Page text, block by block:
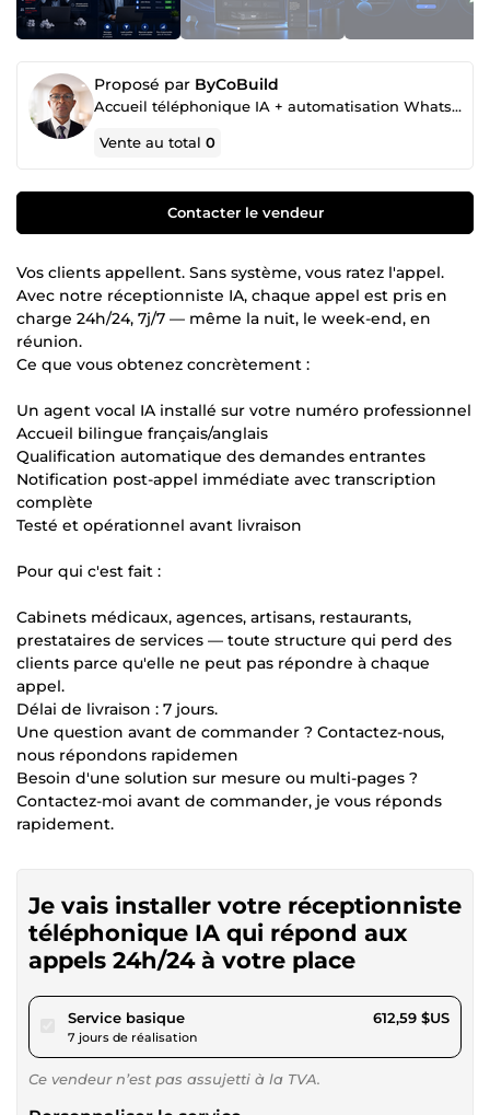
Proposé par ByCoBuild
Accueil téléphonique IA + automatisation WhatsApp pour entreprises de services
Vente au total0
Contacter le vendeur
Vos clients appellent. Sans système, vous ratez l'appel.
Avec notre réceptionniste IA, chaque appel est pris en
charge 24h/24, 7j/7 — même la nuit, le week-end, en
réunion.
Ce que vous obtenez concrètement :
Un agent vocal IA installé sur votre numéro professionnel
Accueil bilingue français/anglais
Qualification automatique des demandes entrantes
Notification post-appel immédiate avec transcription
complète
Testé et opérationnel avant livraison
Pour qui c'est fait :
Cabinets médicaux, agences, artisans, restaurants,
prestataires de services — toute structure qui perd des
clients parce qu'elle ne peut pas répondre à chaque
appel.
Délai de livraison : 7 jours.
Une question avant de commander ? Contactez-nous,
nous répondons rapidemen
Besoin d'une solution sur mesure ou multi-pages ?
Contactez-moi avant de commander, je vous réponds
rapidement.
Je vais installer votre réceptionniste
téléphonique IA qui répond aux
appels 24h/24 à votre place
Service basiquepour 564,60 $US
7 jours de réalisation
612,59 $US
Ce vendeur n’est pas assujetti à la TVA.